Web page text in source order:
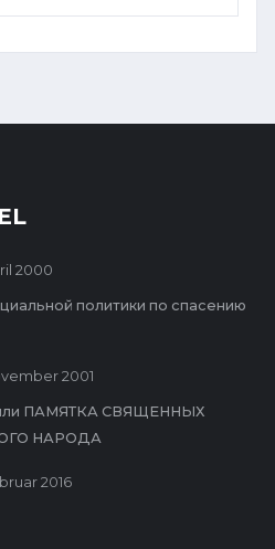
2000
политики по спасению
2001
ПАМЯТКА СВЯЩЕННЫХ
НАРОДА
2016